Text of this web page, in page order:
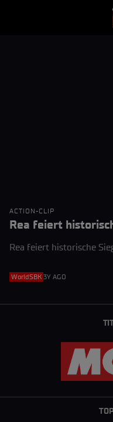
ACTION-CLIP
Rea feiert
Rea feiert historische
WorldSBK 3Y AGO